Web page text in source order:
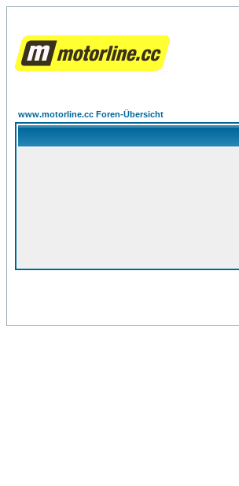
www.motorline.cc Foren-Übersicht